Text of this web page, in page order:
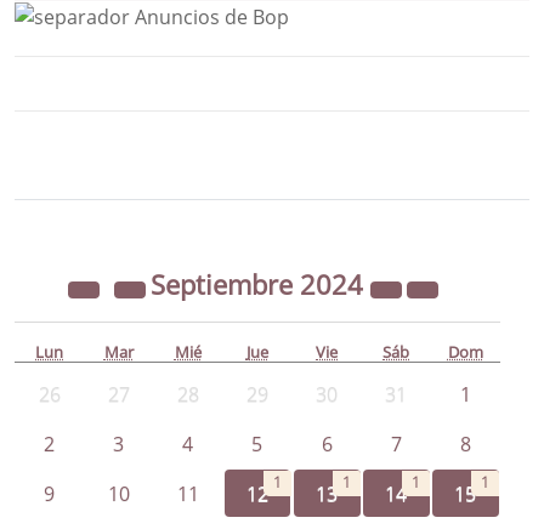
Septiembre 2024
Lun Mar Mié Jue Vie Sáb Dom
26 27 28 29 30 31
1
2
3 4 5 6 7
8
9
10 11 12 1 13 1 14 1 15 1